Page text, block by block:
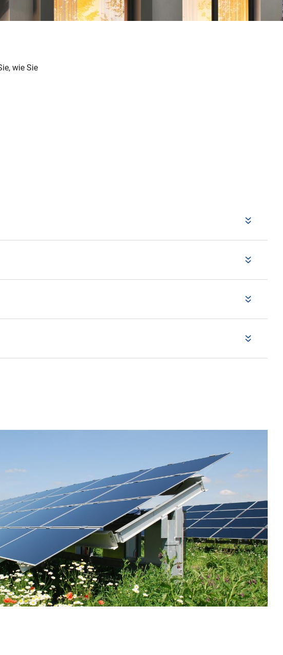
wie Sie